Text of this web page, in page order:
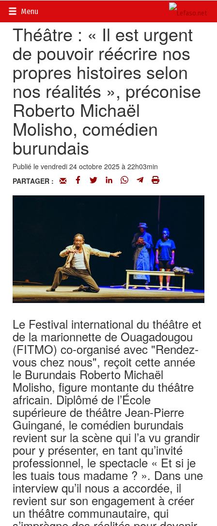
Menu
Accueil>
Théâtre : « Il est urgent
de pouvoir réécrire nos
propres histoires selon
nos réalités », préconise
Roberto Michaël
Molisho, comédien
burundais
Publié le vendredi 24 octobre 2025 à 22h03min
PARTAGER :
Le Festival international du théâtre et
de la marionnette de Ouagadougou
(FITMO) co-organisé avec "Rendez-
vous chez nous", reçoit cette année
le Burundais Roberto Michaël
Molisho, figure montante du théâtre
africain. Diplômé de l’École
supérieure de théâtre Jean-Pierre
Guingané, le comédien burundais
revient sur la scène qui l’a vu grandir
pour y présenter, en tant qu’invité
professionnel, le spectacle « Et si je
les tuais tous madame ? ». Dans une
interview qu’il nous a accordée, il
revient sur son engagement à créer
un théâtre communautaire, qui